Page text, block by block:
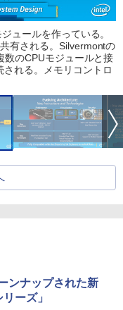
ュールを作っている。
有される。Silvermontの
数のCPUモジュールと接
れる。メモリコントロ
ンナップされた新
ーズ」